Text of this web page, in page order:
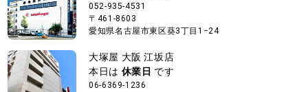
052-935-4531
〒461-8603
愛知県名古屋市東区葵3丁目1−24
大塚屋 大阪 江坂店
本日は 休業日 です
06-6369-1236